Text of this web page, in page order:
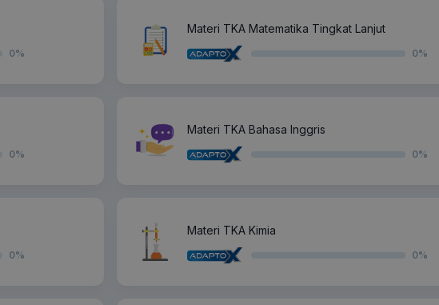
0%
Materi TKA Matematika Tingkat Lanjut
0%
0%
Materi TKA Bahasa Inggris
0%
0%
Materi TKA Kimia
0%